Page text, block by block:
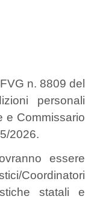
n. 8809 del
personali
e Commissario
2026.
essere
Coordinatori
statali e